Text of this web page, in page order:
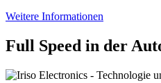
Weitere Informationen
Full Speed in der